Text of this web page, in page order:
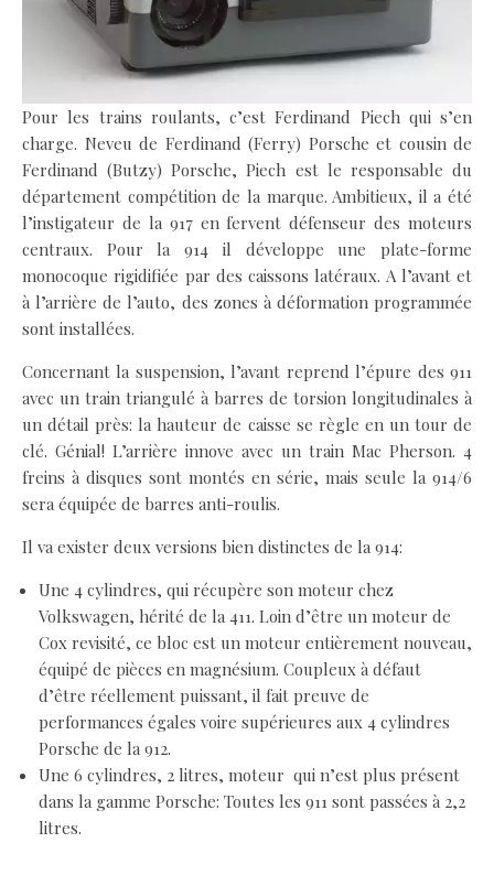
Pour les trains roulants, c’est Ferdinand Piech qui s’en
charge. Neveu de Ferdinand (Ferry) Porsche et cousin de
Ferdinand (Butzy) Porsche, Piech est le responsable du
département compétition de la marque. Ambitieux, il a été
l’instigateur de la 917 en fervent défenseur des moteurs
centraux. Pour la 914 il développe une plate-forme
monocoque rigidifiée par des caissons latéraux. A l’avant et
à l’arrière de l’auto, des zones à déformation programmée
sont installées.
Concernant la suspension, l’avant reprend l’épure des 911
avec un train triangulé à barres de torsion longitudinales à
un détail près: la hauteur de caisse se règle en un tour de
clé. Génial! L’arrière innove avec un train Mac Pherson. 4
freins à disques sont montés en série, mais seule la 914/6
sera équipée de barres anti-roulis.
Il va exister deux versions bien distinctes de la 914:
Une 4 cylindres, qui récupère son moteur chez
Volkswagen, hérité de la 411. Loin d’être un moteur de
Cox revisité, ce bloc est un moteur entièrement nouveau,
équipé de pièces en magnésium. Coupleux à défaut
d’être réellement puissant, il fait preuve de
performances égales voire supérieures aux 4 cylindres
Porsche de la 912.
Une 6 cylindres, 2 litres, moteur qui n’est plus présent
dans la gamme Porsche: Toutes les 911 sont passées à 2,2
litres.